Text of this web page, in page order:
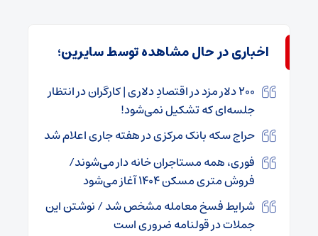
اخباری در حال مشاهده توسط سایرین؛
۲۰۰ دلار مزد در اقتصادِ دلاری | کارگران در انتظار
جلسه‌ای که تشکیل نمی‌شود!
حراج سکه بانک مرکزی در هفته جاری اعلام شد
فوری، همه مستاجران خانه دار می‌شوند/
فروش متری مسکن ۱۴۰۴ آغاز می‌شود
شرایط فسخ معامله مشخص شد / نوشتن این
جملات در قولنامه ضروری است